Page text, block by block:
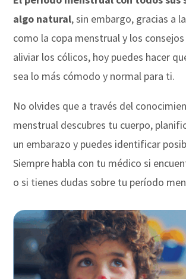
algo natural, sin embargo, gracias a
como la copa menstrual y los
aliviar los cólicos, hoy puedes hacer
sea lo más cómodo y normal para ti.
No olvides que a través del
menstrual descubres tu cuerpo,
un embarazo y puedes identificar
Siempre habla con tu médico si
o si tienes dudas sobre tu período